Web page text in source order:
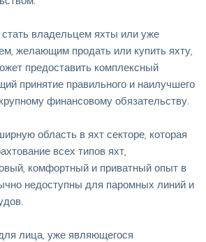
владельцем яхты или уже
желающим продать или купить яхту,
предоставить комплексный
принятие правильного и наилучшего
финансовому обязательству.
область в яхт секторе, которая
всех типов яхт,
комфортный и приватный опыт в
недоступны для паромных линий и
лица, уже являющегося